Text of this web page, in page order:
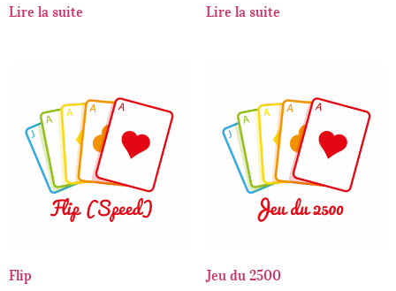
Lire la suite Lire la suite
Flip Jeu du 2500